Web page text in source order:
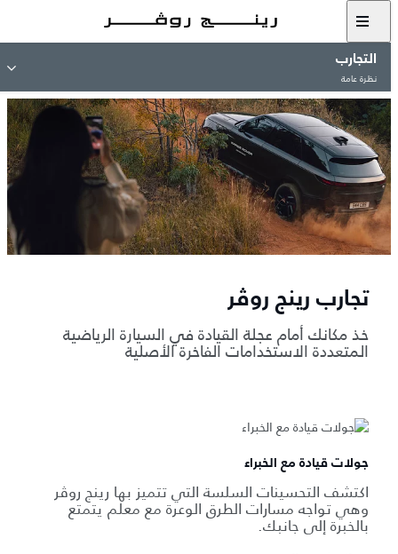
التجارب
نظرة عامة
تجارب رينج روڤر
خذ مكانك أمام عجلة القيادة في السيارة الرياضية
المتعددة الاستخدامات الفاخرة الأصلية
جولات قيادة مع الخبراء
اكتشف التحسينات السلسة التي تتميز بها رينج روڤر
وهي تواجه مسارات الطرق الوعرة مع معلم يتمتع
بالخبرة إلى جانبك.